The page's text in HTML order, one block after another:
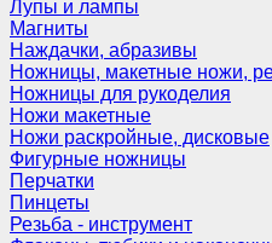
Лупы и лампы
Магниты
Наждачки, абразивы
Ножницы, макетные ножи,
Ножницы для рукоделия
Ножи макетные
Ножи раскройные, дисковые
Фигурные ножницы
Перчатки
Пинцеты
Резьба - инструмент